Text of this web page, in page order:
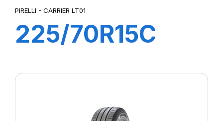
PIRELLI - CARRIER LT01
225/70R15C